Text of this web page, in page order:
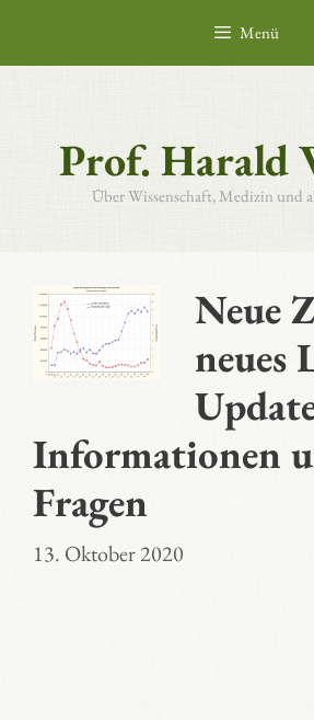
springen
Menü
Prof. Harald
Über Wissenschaft, Medizin und
Neue
neues
Informationen
Fragen
13. Oktober 2020